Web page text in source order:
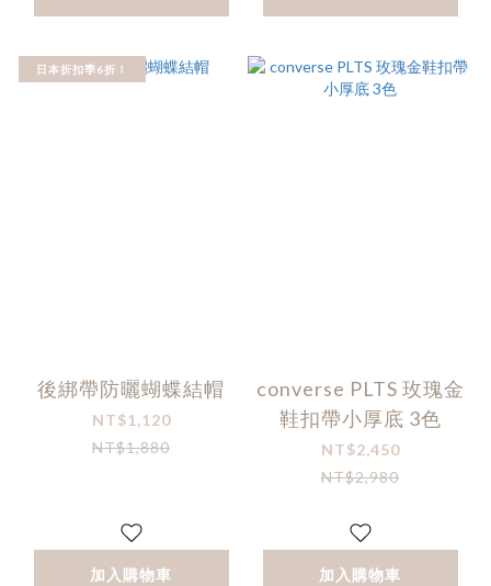
日本折扣季6折！
後綁帶防曬蝴蝶結帽
NT$1,120
NT$1,880
加入購物車
converse PLTS 玫瑰金
鞋扣帶小厚底 3色
NT$2,450
NT$2,980
加入購物車